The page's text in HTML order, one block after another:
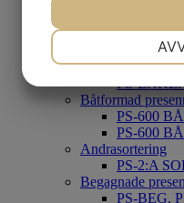
PS – 600
PS – 680
Presenning med
PS-
PS-
Båtformad
PS-600
PS-600
Andrasortering
PS-2:A
Begagnade
PS-BEG.
MARKNADSFÖRING